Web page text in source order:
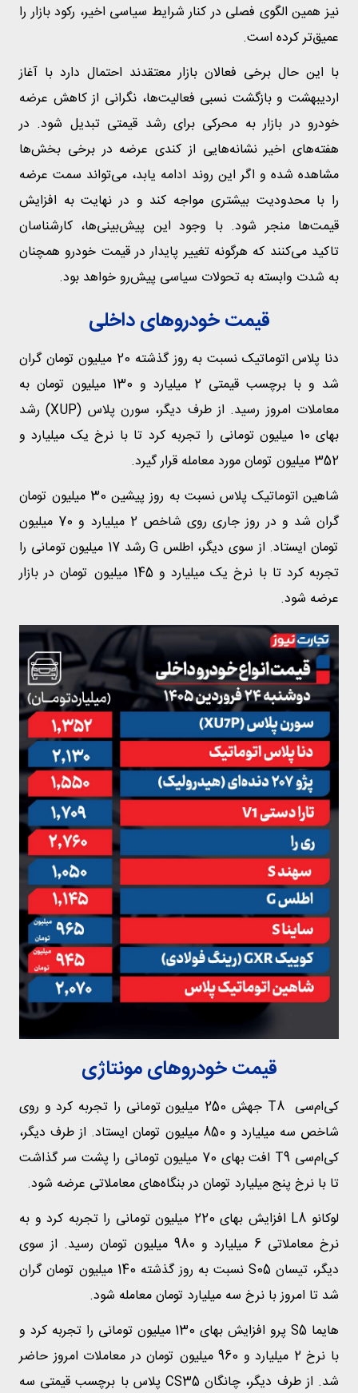
نیز همین الگوی فصلی در کنار شرایط سیاسی اخیر، رکود بازار را
عمیق‌تر کرده است.
با این حال برخی فعالان بازار معتقدند احتمال دارد با آغاز
اردیبهشت و بازگشت نسبی فعالیت‌ها، نگرانی از کاهش عرضه
خودرو در بازار به محرکی برای رشد قیمتی تبدیل شود. در
هفته‌های اخیر نشانه‌هایی از کندی عرضه در برخی بخش‌ها
مشاهده شده و اگر این روند ادامه یابد، می‌تواند سمت عرضه
را با محدودیت بیشتری مواجه کند و در نهایت به افزایش
قیمت‌ها منجر شود. با وجود این پیش‌بینی‌ها، کارشناسان
تاکید می‌کنند که هرگونه تغییر پایدار در قیمت‌ خودرو همچنان
به شدت وابسته به تحولات سیاسی پیش‌رو خواهد بود.
قیمت خودروهای داخلی
دنا پلاس اتوماتیک نسبت به روز گذشته 20 میلیون تومان گران
شد و با برچسب قیمتی 2 میلیارد و 130 میلیون تومان به
معاملات امروز رسید. از طرف دیگر، سورن پلاس (XUP) رشد
بهای 10 میلیون تومانی را تجربه کرد تا با نرخ یک میلیارد و
352 میلیون تومان مورد معامله قرار گیرد.
شاهین اتوماتیک پلاس نسبت به روز پیشین 30 میلیون تومان
گران شد و در روز جاری روی شاخص 2 میلیارد و 70 میلیون
تومان ایستاد. از سوی دیگر، اطلس G رشد 17 میلیون تومانی را
تجربه کرد تا با نرخ یک میلیارد و 145 میلیون تومان در بازار
عرضه شود.
قیمت خودروهای مونتاژی
کی‌ام‌سی T8 جهش 250 میلیون تومانی را تجربه کرد و روی
شاخص سه میلیارد و 850 میلیون تومان ایستاد. از طرف دیگر،
کی‌ام‌سی T9 افت بهای 70 میلیون تومانی را پشت سر گذاشت
تا با نرخ پنج میلیارد تومان در بنگاه‌های معاملاتی عرضه شود.
لوکانو L8 افزایش بهای 220 میلیون تومانی را تجربه کرد و به
نرخ معاملاتی 6 میلیارد و 980 میلیون تومان رسید. از سوی
دیگر، تیسان S05 نسبت به روز گذشته 140 میلیون تومان گران
شد تا امروز با نرخ سه میلیارد تومان معامله شود.
هایما S5 پرو افزایش بهای 130 میلیون تومانی را تجربه کرد و
با نرخ 2 میلیارد و 960 میلیون تومان در معاملات امروز حاضر
شد. از طرف دیگر، چانگان CS35 پلاس با برچسب قیمتی سه